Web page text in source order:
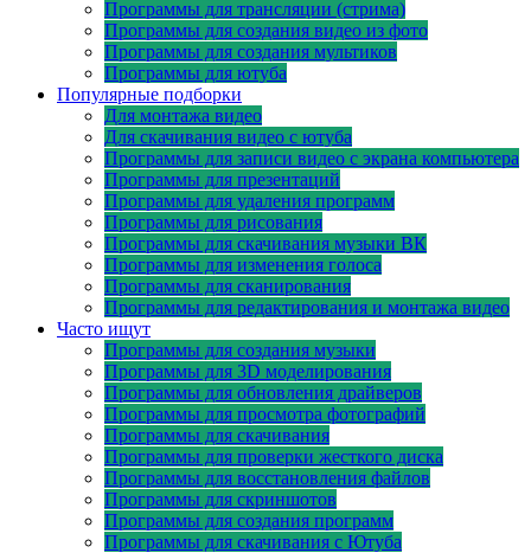
Программы для трансляции (стрима)
Программы для создания видео из фото
Программы для создания мультиков
Программы для ютуба
Популярные подборки
Для монтажа видео
Для скачивания видео с ютуба
Программы для записи видео с экрана компьютера
Программы для презентаций
Программы для удаления программ
Программы для рисования
Программы для скачивания музыки ВК
Программы для изменения голоса
Программы для сканирования
Программы для редактирования и монтажа видео
Часто ищут
Программы для создания музыки
Программы для 3D моделирования
Программы для обновления драйверов
Программы для просмотра фотографий
Программы для скачивания
Программы для проверки жесткого диска
Программы для восстановления файлов
Программы для скриншотов
Программы для создания программ
Программы для скачивания с Ютуба